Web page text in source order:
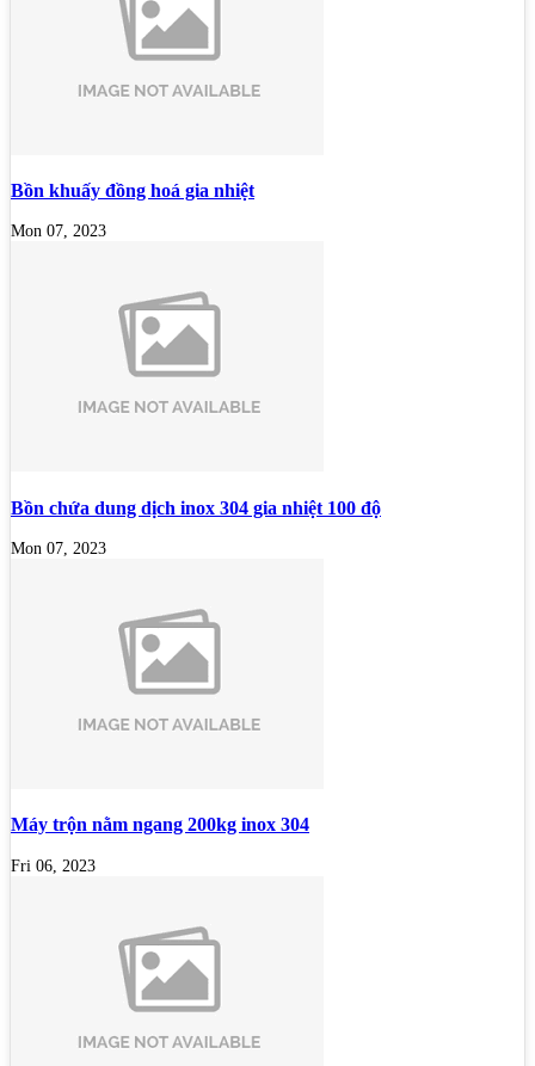
Bồn khuấy đồng hoá gia nhiệt
Mon 07, 2023
Bồn chứa dung dịch inox 304 gia nhiệt 100 độ
Mon 07, 2023
Máy trộn nằm ngang 200kg inox 304
Fri 06, 2023